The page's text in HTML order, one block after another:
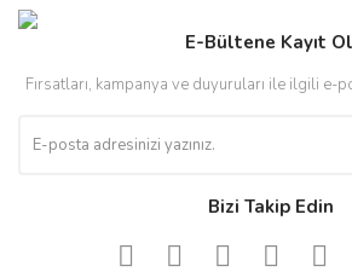
E-Bültene Kayıt
Fırsatları, kampanya ve duyuruları ile ilgili e-
Bizi Takip Edin